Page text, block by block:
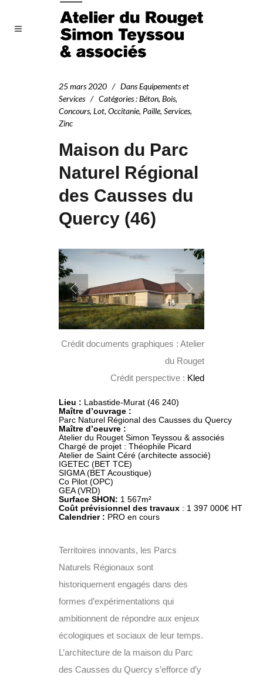
25 mars 2020 DansEquipements et
Services
Catégories:Béton, Bois,
Concours, Lot, Occitanie, Paille, Services,
Zinc
Maison du Parc
Naturel Régional
des Causses du
Quercy (46)
Crédit documents graphiques : Atelier
du Rouget
Crédit perspective : Kled
Lieu : Labastide-Murat (46 240)
Maître d’oeuvre :
Atelier du Rouget Simon Teyssou & associés
Chargé de projet : Théophile Picard
Atelier de Saint Céré (architecte associé)
IGETEC (BET TCE)
SIGMA (BET Acoustique)
Co Pilot (OPC)
Surface SHON:
Coût prévisionnel des travaux
Calendrier : PRO en cours
Territoires innovants, les Parcs
Naturels Régionaux sont
historiquement engagés dans des
formes d’expérimentations qui
ambitionnent de répondre aux enjeux
écologiques et sociaux de leur temps.
L’architecture de la maison du Parc
des Causses du Quercy s’efforce d’y